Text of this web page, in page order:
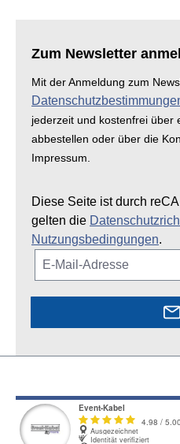
Zum Newsletter
Mit der Anmeldung zum
jederzeit und kostenfrei über
abbestellen oder über die
Impressum.
Diese Seite ist durch
gelten die
Nutzungsbedingungen.